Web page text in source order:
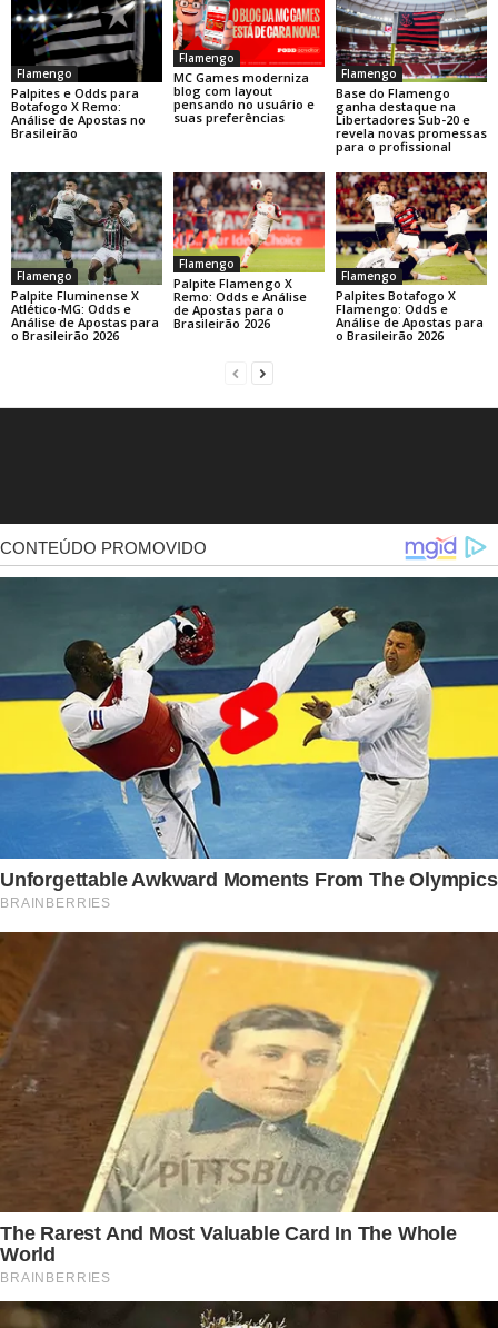
Flamengo
Palpites e Odds para
Botafogo X Remo:
Análise de Apostas no
Brasileirão
Flamengo
MC Games moderniza
blog com layout
pensando no usuário e
suas preferências
Flamengo
Base do Flamengo
ganha destaque na
Libertadores Sub-20 e
revela novas promessas
para o profissional
Flamengo
Palpite Fluminense X
Atlético-MG: Odds e
Análise de Apostas para
o Brasileirão 2026
Flamengo
Palpite Flamengo X
Remo: Odds e Análise
de Apostas para o
Brasileirão 2026
Flamengo
Palpites Botafogo X
Flamengo: Odds e
Análise de Apostas para
o Brasileirão 2026